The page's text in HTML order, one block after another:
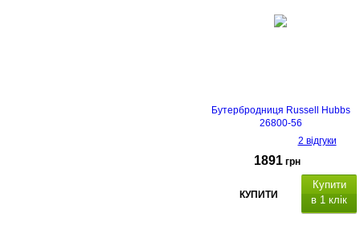
Бутербродниця Russell Hubbs
26800-56
2 відгуки
1891 грн
КУПИТИ
Купити
в 1 клік